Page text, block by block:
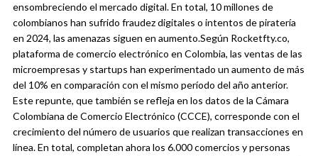
ensombreciendo el mercado digital. En total, 10 millones de
colombianos han sufrido fraudez digitales o intentos de piratería
en 2024, las amenazas siguen en aumento.Según Rocketfty.co,
plataforma de comercio electrónico en Colombia, las ventas de las
microempresas y startups han experimentado un aumento de más
del 10% en comparación con el mismo período del año anterior.
Este repunte, que también se refleja en los datos de la Cámara
Colombiana de Comercio Electrónico (CCCE), corresponde con el
crecimiento del número de usuarios que realizan transacciones en
línea. En total, completan ahora los 6.000 comercios y personas